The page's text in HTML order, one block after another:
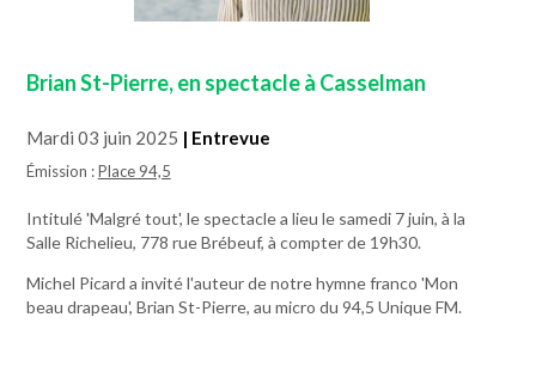
Brian St-Pierre, en spectacle à Casselman
Mardi 03 juin 2025 | Entrevue
Émission :Place 94,5
Intitulé 'Malgré tout', le spectacle a lieu le samedi 7 juin, à la
Salle Richelieu, 778 rue Brébeuf, à compter de 19h30.
Michel Picard a invité l'auteur de notre hymne franco 'Mon
beau drapeau', Brian St-Pierre, au micro du 94,5 Unique FM.